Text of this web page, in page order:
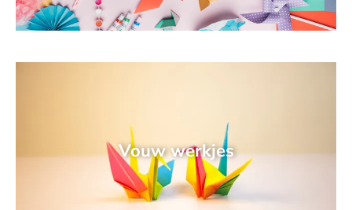
Vouw werkjes